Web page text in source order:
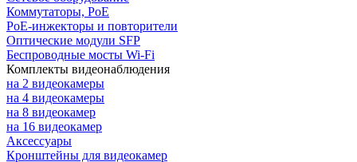
Коммутаторы, PoE
PoE-инжекторы и повторители
Оптические модули SFP
Беспроводные мосты Wi-Fi
Комплекты видеонаблюдения
на 2 видеокамеры
на 4 видеокамеры
на 8 видеокамер
на 16 видеокамер
Аксессуары
Кронштейны для видеокамер